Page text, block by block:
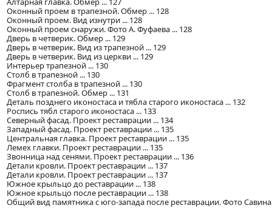
Оконный проем в трапезной. Обмер ... 128
Оконный проем. Вид изнутри ... 128
Оконный проем снаружи. Фото А. Фуфаева ... 128
Дверь в четверик. Обмер ... 129
Дверь в четверик. Вид из трапезной ... 129
Дверь в четверик. Вид из церкви ... 129
Интерьер трапезной ... 130
Столб в трапезной ... 130
Фрагмент столба в трапезной ... 130
Столб в трапезной. Обмер ... 131
Деталь позднего иконостаса и тябла старого иконостаса ... 132
Роспись тябл старого иконостаса ... 133
Северный фасад. Проект реставрации ... 134
Западный фасад. Проект реставрации ... 135
Центральная главка. Проект реставрации ... 135
Лемех главки. Проект реставрации ... 135
Звонница над сенями. Проект реставрации ... 136
Детали кровли. Проект реставрации ... 137
Детали кровли. Проект реставрации ... 137
Южное крыльцо до реставрации ... 138
Южное крыльцо после реставрации ... 138
Общий вид памятника с юго-запада после реставрации. Фото